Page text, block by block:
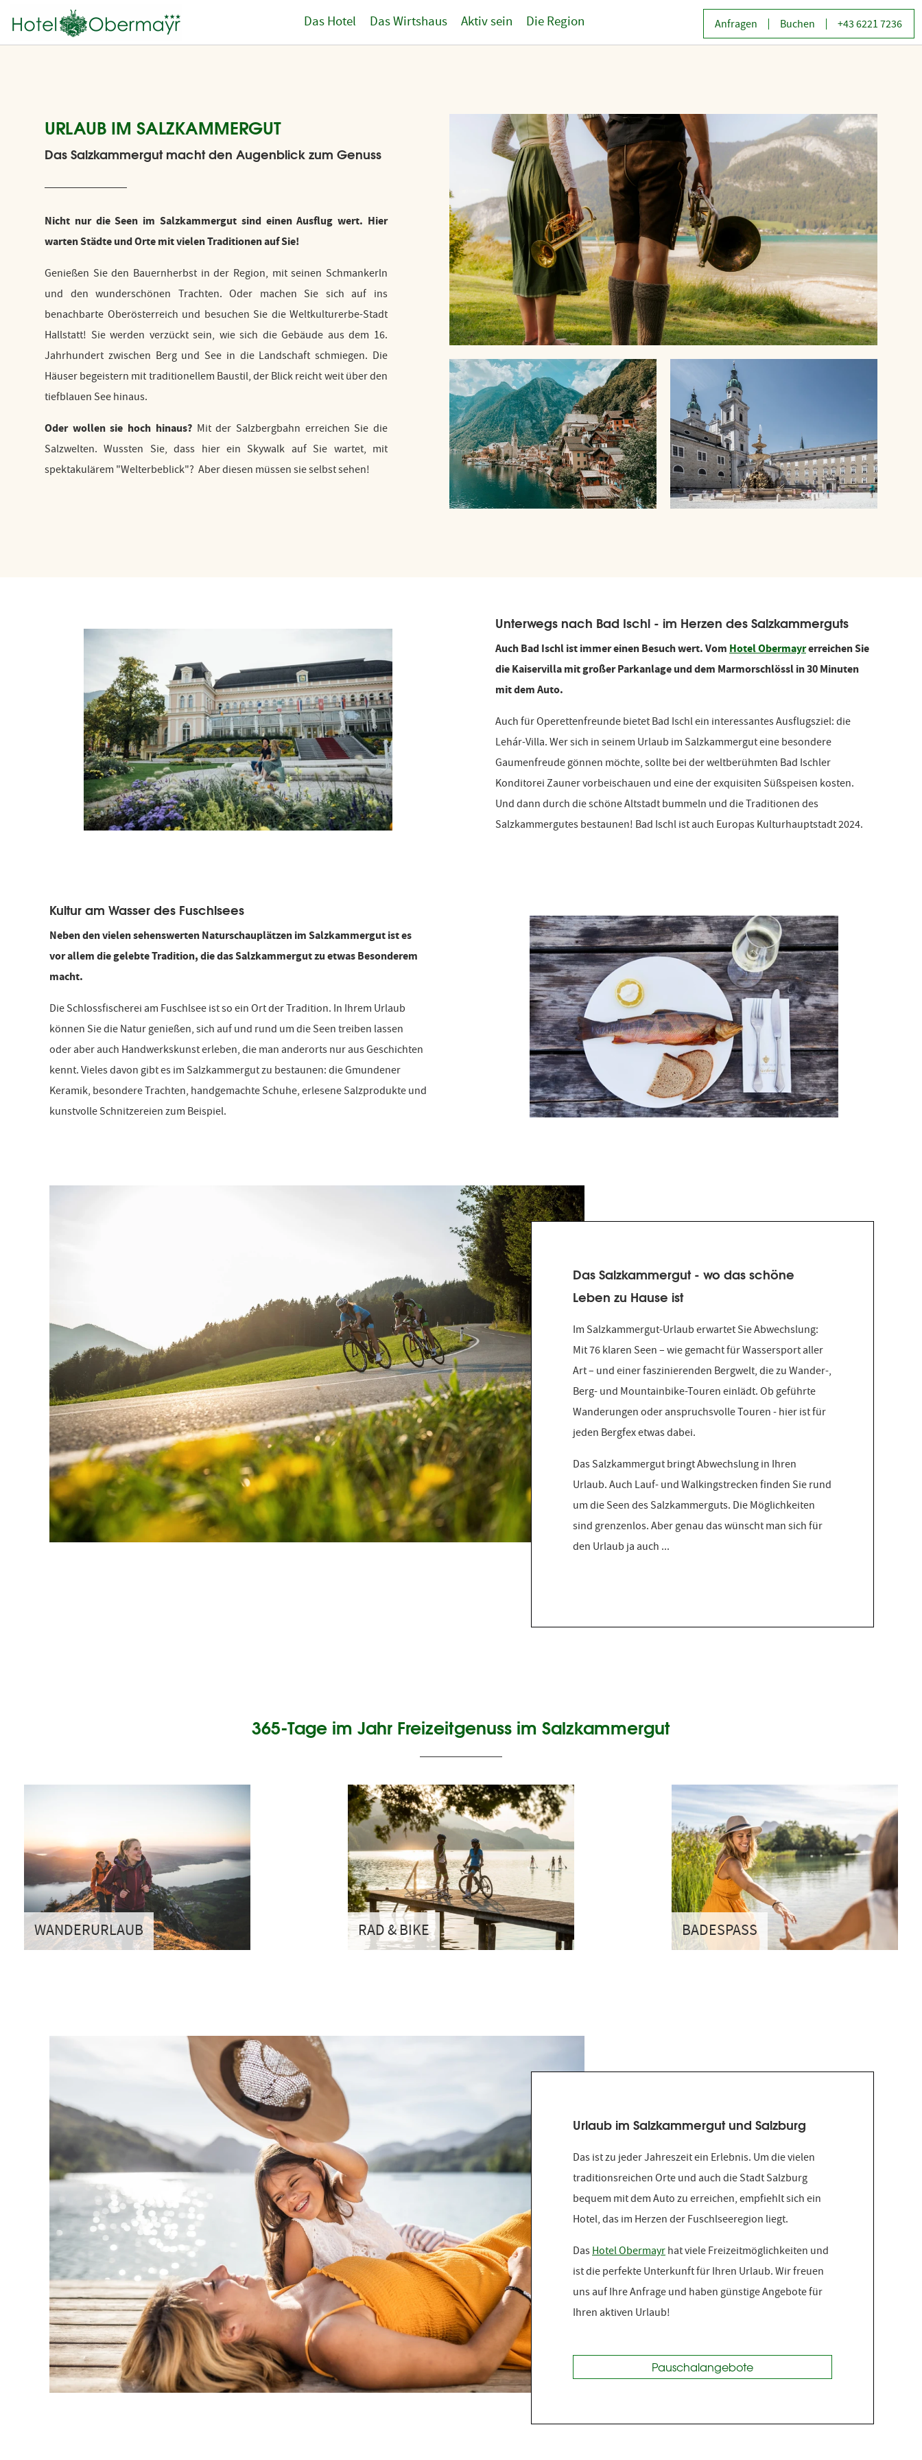
Das Hotel Das Wirtshaus Aktiv sein Die Region Anfragen Buchen +43 6221 7236
URLAUB IM SALZKAMMERGUT
Das Salzkammergut macht den Augenblick zum Genuss
Nicht nur die Seen im Salzkammergut sind einen Ausflug wert. Hier
warten Städte und Orte mit vielen Traditionen auf Sie!
Genießen Sie den Bauernherbst in der Region, mit seinen Schmankerln
und den wunderschönen Trachten. Oder machen Sie sich auf ins
benachbarte Oberösterreich und besuchen Sie die Weltkulturerbe-Stadt
Hallstatt! Sie werden verzückt sein, wie sich die Gebäude aus dem 16.
Jahrhundert zwischen Berg und See in die Landschaft schmiegen. Die
Häuser begeistern mit traditionellem Baustil, der Blick reicht weit über den
tiefblauen See hinaus.
Oder wollen sie hoch hinaus? Mit der Salzbergbahn erreichen Sie die
Salzwelten. Wussten Sie, dass hier ein Skywalk auf Sie wartet, mit
spektakulärem "Welterbeblick"? Aber diesen müssen sie selbst sehen!
Unterwegs nach Bad Ischl - im Herzen des Salzkammerguts
Auch Bad Ischl ist immer einen Besuch wert. VomHotel Obermayrerreichen Sie
die Kaiservilla mit großer Parkanlage und dem Marmorschlössl in 30 Minuten
mit dem Auto.
Auch für Operettenfreunde bietet Bad Ischl ein interessantes Ausflugsziel: die
Lehár-Villa. Wer sich in seinem Urlaub im Salzkammergut eine besondere
Gaumenfreude gönnen möchte, sollte bei der weltberühmten Bad Ischler
Konditorei Zauner vorbeischauen und eine der exquisiten Süßspeisen kosten.
Und dann durch die schöne Altstadt bummeln und die Traditionen des
Salzkammergutes bestaunen! Bad Ischl ist auch Europas Kulturhauptstadt 2024.
Kultur am Wasser des Fuschlsees
Neben den vielen sehenswerten Naturschauplätzen im Salzkammergut ist es
vor allem die gelebte Tradition, die das Salzkammergut zu etwas Besonderem
macht.
Die Schlossfischerei am Fuschlsee ist so ein Ort der Tradition. In Ihrem Urlaub
können Sie die Natur genießen, sich auf und rund um die Seen treiben lassen
oder aber auch Handwerkskunst erleben, die man anderorts nur aus Geschichten
kennt. Vieles davon gibt es im Salzkammergut zu bestaunen: die Gmundener
Keramik, besondere Trachten, handgemachte Schuhe, erlesene Salzprodukte und
kunstvolle Schnitzereien zum Beispiel.
Das Salzkammergut - wo das schöne
Leben zu Hause ist
Im Salzkammergut-Urlaub erwartet Sie Abwechslung:
Mit 76 klaren Seen – wie gemacht für Wassersport aller
Art – und einer faszinierenden Bergwelt, die zu Wander-,
Berg- und Mountainbike-Touren einlädt. Ob geführte
Wanderungen oder anspruchsvolle Touren - hier ist für
jeden Bergfex etwas dabei.
Das Salzkammergut bringt Abwechslung in Ihren
Urlaub. Auch Lauf- und Walkingstrecken finden Sie rund
um die Seen des Salzkammerguts. Die Möglichkeiten
sind grenzenlos. Aber genau das wünscht man sich für
den Urlaub ja auch ...
365-Tage im Jahr Freizeitgenuss im Salzkammergut
WANDERURLAUB RAD & BIKE BADESPASS
Urlaub im Salzkammergut und Salzburg
Das ist zu jeder Jahreszeit ein Erlebnis. Um die vielen
traditionsreichen Orte und auch die Stadt Salzburg
bequem mit dem Auto zu erreichen, empfiehlt sich ein
Hotel, das im Herzen der Fuschlseeregion liegt.
DasHotel Obermayrhat viele Freizeitmöglichkeiten und
ist die perfekte Unterkunft für Ihren Urlaub. Wir freuen
uns auf Ihre Anfrage und haben günstige Angebote für
Ihren aktiven Urlaub!
Pauschalangebote